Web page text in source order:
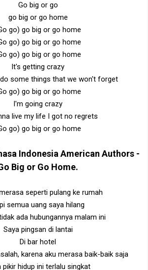
Go big or go
go big or go home
go) go big or go home
go) go big or go home
go) go big or go home
It's getting crazy
some things that we won't forget
go) go big or go home
I'm going crazy
live my life I got no regrets
go) go big or go home
Indonesia American Authors -
Big or Go Home.
seperti pulang ke rumah
semua uang saya hilang
ada hubungannya malam ini
Saya pingsan di lantai
Di bar hotel
karena aku merasa baik-baik saja
pikir hidup ini terlalu singkat